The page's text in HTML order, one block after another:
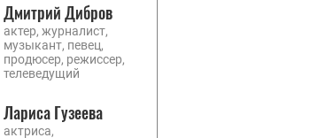
Дмитрий Дибров
актер, журналист,
музыкант, певец,
продюсер, режиссер,
телеведущий
Лариса Гузеева
актриса,